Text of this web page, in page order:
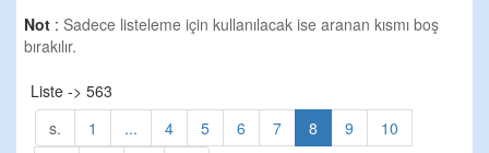
Not : Sadece listeleme için kullanılacak ise aranan kısmı boş
bırakılır.
Liste -> 563
s.
1 ... 4 5 6 7 8 9
10